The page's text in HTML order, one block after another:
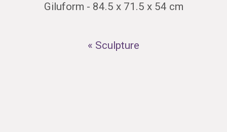
Giluform - 84.5 x 71.5 x 54 cm
« Sculpture